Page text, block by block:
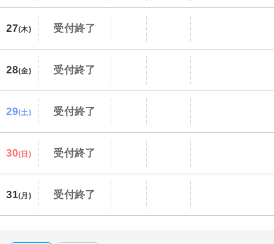
27(木) 受付終了
28(金) 受付終了
29(土) 受付終了
30(日) 受付終了
31(月) 受付終了